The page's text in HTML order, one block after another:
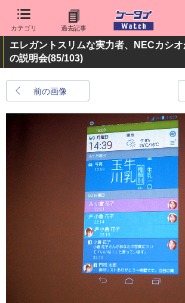
カテゴリ 過去記事
エレガントスリムな実力者、NECカシオ
の説明会(85/103)
前の画像